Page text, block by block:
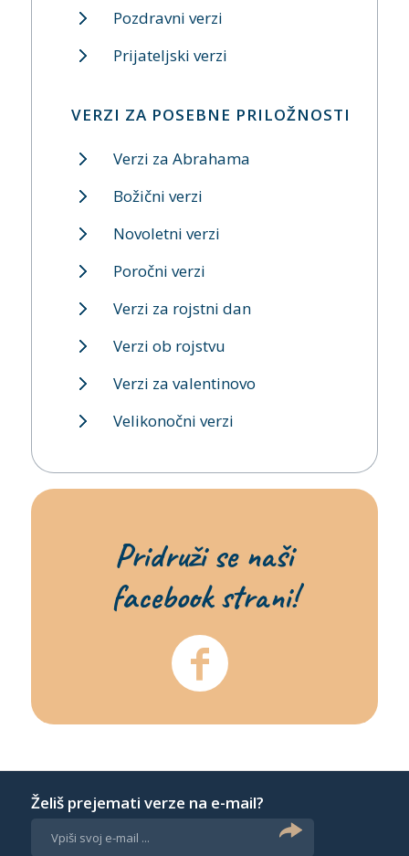
Pozdravni verzi
Prijateljski verzi
VERZI ZA POSEBNE PRILOŽNOSTI
Verzi za Abrahama
Božični verzi
Novoletni verzi
Poročni verzi
Verzi za rojstni dan
Verzi ob rojstvu
Verzi za valentinovo
Velikonočni verzi
Pridruži se naši
facebook strani!
Želiš prejemati verze na e-mail?